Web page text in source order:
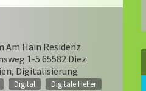
Am Hain Residenz
1-5 65582 Diez
Digitalisierung
Digital
Digitale Helfer